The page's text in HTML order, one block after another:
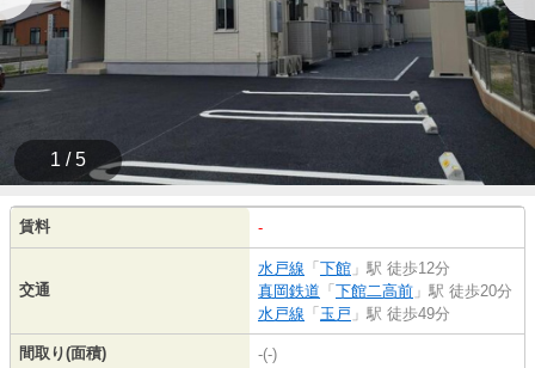
1 / 5
賃料 -
交通
水戸線 「 下館 」駅 徒歩12分
真岡鉄道 「 下館二高前 」駅 徒歩20分
水戸線 「 玉戸 」駅 徒歩49分
間取り(面積) -(-)